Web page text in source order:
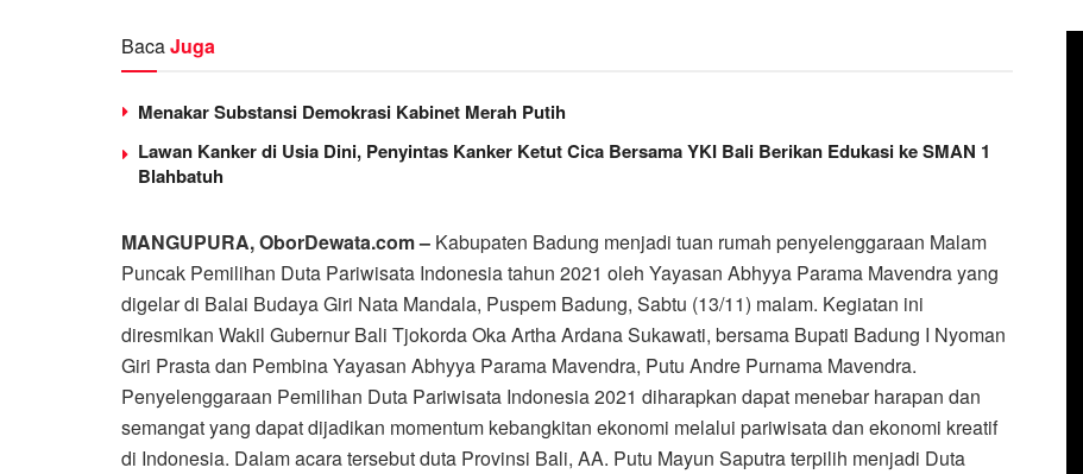
BacaJuga
Menakar Substansi Demokrasi Kabinet Merah Putih
Lawan Kanker di Usia Dini, Penyintas Kanker Ketut Cica Bersama YKI Bali Berikan Edukasi ke SMAN 1
Blahbatuh
MANGUPURA, OborDewata.com – Kabupaten Badung menjadi tuan rumah penyelenggaraan Malam
Puncak Pemilihan Duta Pariwisata Indonesia tahun 2021 oleh Yayasan Abhyya Parama Mavendra yang
digelar di Balai Budaya Giri Nata Mandala, Puspem Badung, Sabtu (13/11) malam. Kegiatan ini
diresmikan Wakil Gubernur Bali Tjokorda Oka Artha Ardana Sukawati, bersama Bupati Badung I Nyoman
Giri Prasta dan Pembina Yayasan Abhyya Parama Mavendra, Putu Andre Purnama Mavendra.
Penyelenggaraan Pemilihan Duta Pariwisata Indonesia 2021 diharapkan dapat menebar harapan dan
semangat yang dapat dijadikan momentum kebangkitan ekonomi melalui pariwisata dan ekonomi kreatif
di Indonesia. Dalam acara tersebut duta Provinsi Bali, AA. Putu Mayun Saputra terpilih menjadi Duta